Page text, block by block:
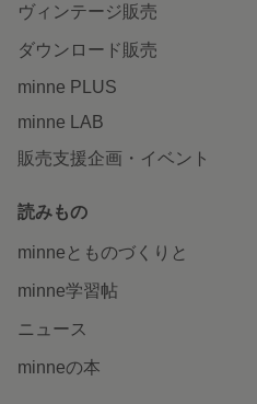
ヴィンテージ販売
ダウンロード販売
minne PLUS
minne LAB
販売支援企画・イベント
読みもの
minneとものづくりと
minne学習帖
ニュース
minneの本